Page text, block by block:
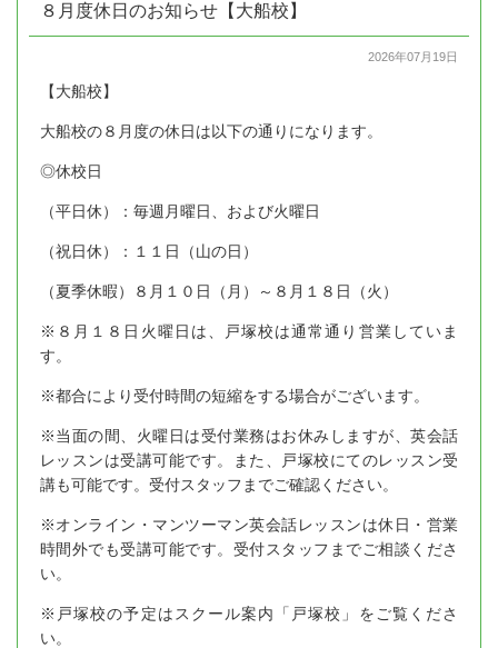
８月度休日のお知らせ【大船校】
2026年07月19日
【大船校】
大船校の８月度の休日は以下の通りになります。
◎休校日
（平日休）：毎週月曜日、および火曜日
（祝日休）：１１日（山の日）
（夏季休暇）８月１０日（月）～８月１８日（火）
※８月１８日火曜日は、戸塚校は通常通り営業していま
す。
※都合により受付時間の短縮をする場合がございます。
※当面の間、火曜日は受付業務はお休みしますが、英会話
レッスンは受講可能です。また、戸塚校にてのレッスン受
講も可能です。受付スタッフまでご確認ください。
※オンライン・マンツーマン英会話レッスンは休日・営業
時間外でも受講可能です。受付スタッフまでご相談くださ
い。
※戸塚校の予定はスクール案内「戸塚校」をご覧くださ
い。